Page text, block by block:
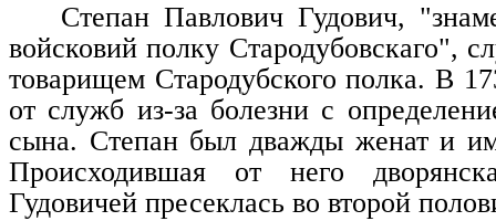
Степан Павлович Гудович,
войсковий полку Стародубовскаго",
товарищем Стародубского полка. В
от служб из-за болезни с
сына. Степан был дважды женат и
Происходившая от него
Гудовичей пресеклась во второй